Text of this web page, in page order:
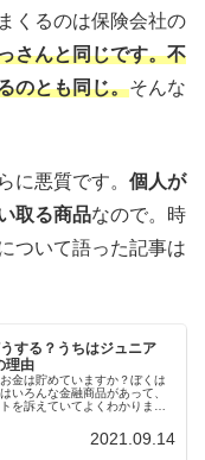
くるのは保険会社の
さんと同じです。不
のとも同じ。そんな
に悪質です。 個人が
取る商品なので。時
ついて語った記事は
する？うちはジュニア
理由
金は貯めていますか？ぼくは
いろんな金融商品があって、
を訴えていてよくわかりませ
2021.09.14